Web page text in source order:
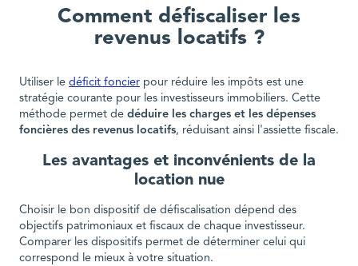
Comment défiscaliser les
revenus locatifs ?
Utiliser le déficit foncier pour réduire les impôts est une
stratégie courante pour les investisseurs immobiliers. Cette
méthode permet de déduire les charges et les dépenses
foncières des revenus locatifs, réduisant ainsi l'assiette fiscale.
Les avantages et inconvénients de la
location nue
Choisir le bon dispositif de défiscalisation dépend des
objectifs patrimoniaux et fiscaux de chaque investisseur.
Comparer les dispositifs permet de déterminer celui qui
correspond le mieux à votre situation.